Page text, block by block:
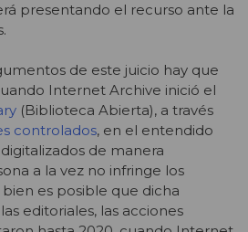
presentando el recurso ante la
de este juicio hay que
Internet Archive inició el
(Biblioteca Abierta), a través
controlados, en el entendido
de manera
a la vez no infringe los
es posible que dicha
editoriales, las acciones